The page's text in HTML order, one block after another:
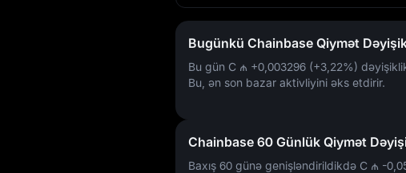
Bugünkü Chainbase Qiymət
Bu gün C ₼ +0,003296 (+3,22%)
Bu, ən son bazar aktivliyini əks etdirir.
Chainbase 60 Günlük Qiymət
Baxış 60 günə genişləndirildikdə C ₼ -